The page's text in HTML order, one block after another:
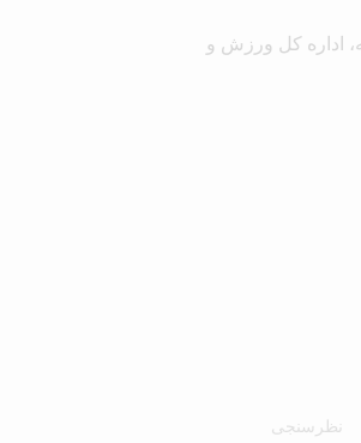
اداره کل ورزش و
نظرسنجی